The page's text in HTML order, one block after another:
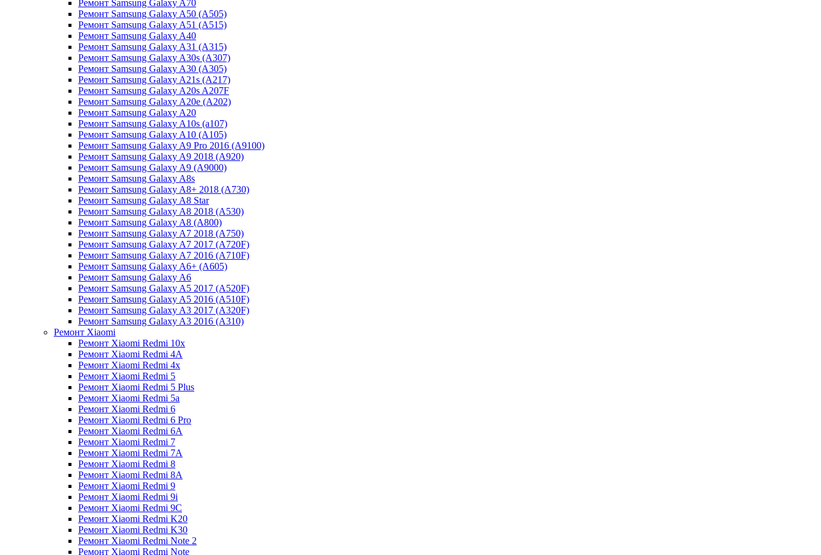
Ремонт Samsung Galaxy A70
Ремонт Samsung Galaxy A50 (A505)
Ремонт Samsung Galaxy A51 (A515)
Ремонт Samsung Galaxy A40
Ремонт Samsung Galaxy A31 (A315)
Ремонт Samsung Galaxy A30s (A307)
Ремонт Samsung Galaxy A30 (A305)
Ремонт Samsung Galaxy A21s (A217)
Ремонт Samsung Galaxy A20s A207F
Ремонт Samsung Galaxy A20e (A202)
Ремонт Samsung Galaxy A20
Ремонт Samsung Galaxy A10s (a107)
Ремонт Samsung Galaxy A10 (A105)
Ремонт Samsung Galaxy A9 Pro 2016 (A9100)
Ремонт Samsung Galaxy A9 2018 (A920)
Ремонт Samsung Galaxy A9 (A9000)
Ремонт Samsung Galaxy A8s
Ремонт Samsung Galaxy A8+ 2018 (A730)
Ремонт Samsung Galaxy A8 Star
Ремонт Samsung Galaxy A8 2018 (A530)
Ремонт Samsung Galaxy A8 (A800)
Ремонт Samsung Galaxy A7 2018 (A750)
Ремонт Samsung Galaxy A7 2017 (A720F)
Ремонт Samsung Galaxy A7 2016 (A710F)
Ремонт Samsung Galaxy A6+ (A605)
Ремонт Samsung Galaxy A6
Ремонт Samsung Galaxy A5 2017 (A520F)
Ремонт Samsung Galaxy A5 2016 (A510F)
Ремонт Samsung Galaxy A3 2017 (A320F)
Ремонт Samsung Galaxy A3 2016 (A310)
Ремонт Xiaomi
Ремонт Xiaomi Redmi 10x
Ремонт Xiaomi Redmi 4A
Ремонт Xiaomi Redmi 4x
Ремонт Xiaomi Redmi 5
Ремонт Xiaomi Redmi 5 Plus
Ремонт Xiaomi Redmi 5a
Ремонт Xiaomi Redmi 6
Ремонт Xiaomi Redmi 6 Pro
Ремонт Xiaomi Redmi 6A
Ремонт Xiaomi Redmi 7
Ремонт Xiaomi Redmi 7A
Ремонт Xiaomi Redmi 8
Ремонт Xiaomi Redmi 8A
Ремонт Xiaomi Redmi 9
Ремонт Xiaomi Redmi 9i
Ремонт Xiaomi Redmi 9C
Ремонт Xiaomi Redmi K20
Ремонт Xiaomi Redmi K30
Ремонт Xiaomi Redmi Note 2
Ремонт Xiaomi Redmi Note